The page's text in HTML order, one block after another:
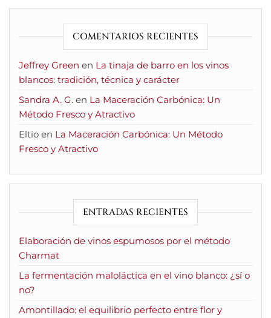
COMENTARIOS RECIENTES
Jeffrey Green en La tinaja de barro en los vinos
blancos: tradición, técnica y carácter
Sandra A. G. en La Maceración Carbónica: Un
Método Fresco y Atractivo
Eltio en La Maceración Carbónica: Un Método
Fresco y Atractivo
ENTRADAS RECIENTES
Elaboración de vinos espumosos por el método
Charmat
La fermentación maloláctica en el vino blanco: ¿sí o
no?
Amontillado: el equilibrio perfecto entre flor y